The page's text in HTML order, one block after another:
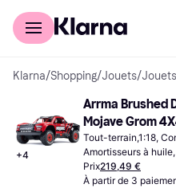
Acheter avec Klarna
Klarna/Shopping/Jouets/
+4
Arrma Brushed
Mojave Grom
Tout-terrain,1:18,
Amortisseurs à
assemblé, Quatre
Prix219,49 €
À partir de 3